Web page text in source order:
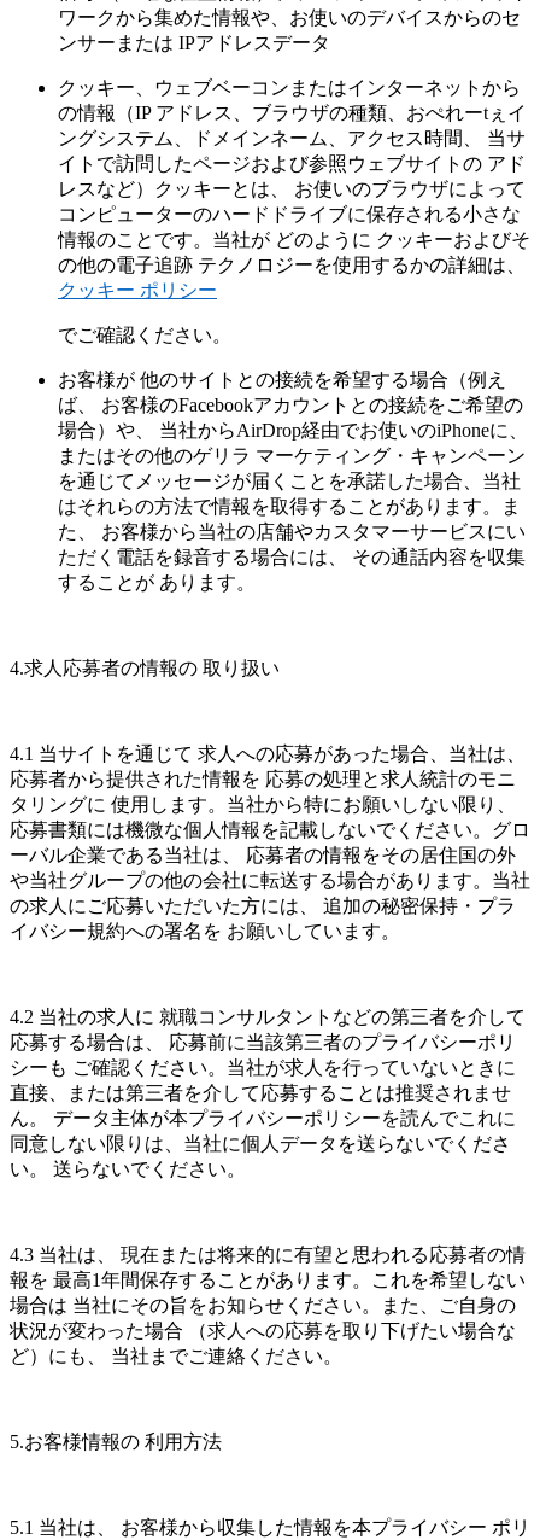
ワークから集めた情報や、お使いのデバイスからのセ
ンサーまたは IPアドレスデータ
クッキー、ウェブベーコンまたはインターネットから
の情報（IP アドレス、ブラウザの種類、おぺれーtぇイ
ングシステム、ドメインネーム、アクセス時間、 当サ
イトで訪問したページおよび参照ウェブサイトの アド
レスなど）クッキーとは、 お使いのブラウザによって
コンピューターのハードドライブに保存される小さな
情報のことです。当社が どのように クッキーおよびそ
の他の電子追跡 テクノロジーを使用するかの詳細は、
クッキー ポリシー
でご確認ください。
お客様が 他のサイトとの接続を希望する場合（例え
ば、 お客様のFacebookアカウントとの接続をご希望の
場合）や、 当社からAirDrop経由でお使いのiPhoneに、
またはその他のゲリラ マーケティング・キャンペーン
を通じてメッセージが届くことを承諾した場合、当社
はそれらの方法で情報を取得することがあります。ま
た、 お客様から当社の店舗やカスタマーサービスにい
ただく電話を録音する場合には、 その通話内容を収集
することが あります。
4.求人応募者の情報の 取り扱い
4.1 当サイトを通じて 求人への応募があった場合、当社は、
応募者から提供された情報を 応募の処理と求人統計のモニ
タリングに 使用します。当社から特にお願いしない限り、
応募書類には機微な個人情報を記載しないでください。グロ
ーバル企業である当社は、 応募者の情報をその居住国の外
や当社グループの他の会社に転送する場合があります。当社
の求人にご応募いただいた方には、 追加の秘密保持・プラ
イバシー規約への署名を お願いしています。
4.2 当社の求人に 就職コンサルタントなどの第三者を介して
応募する場合は、 応募前に当該第三者のプライバシーポリ
シーも ご確認ください。当社が求人を行っていないときに
直接、または第三者を介して応募することは推奨されませ
ん。 データ主体が本プライバシーポリシーを読んでこれに
同意しない限りは、当社に個人データを送らないでくださ
い。 送らないでください。
4.3 当社は、 現在または将来的に有望と思われる応募者の情
報を 最高1年間保存することがあります。これを希望しない
場合は 当社にその旨をお知らせください。また、ご自身の
状況が変わった場合 （求人への応募を取り下げたい場合な
ど）にも、 当社までご連絡ください。
5.お客様情報の 利用方法
5.1 当社は、 お客様から収集した情報を本プライバシー ポリ